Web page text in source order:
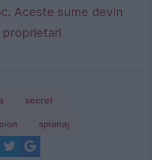
Aceste sume devin
secret
spionaj